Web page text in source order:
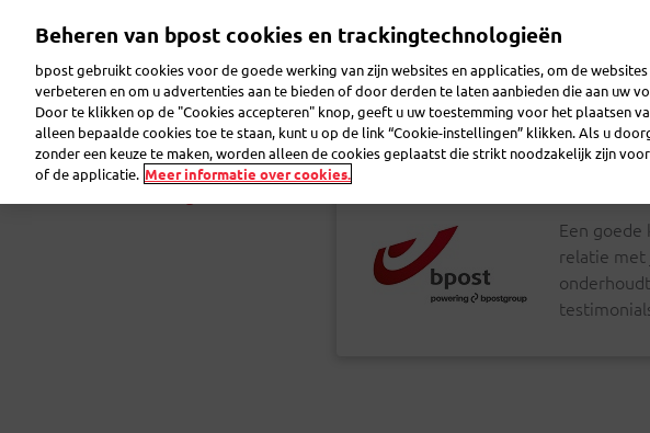
inhoud
Reclame maken Pakjes verzenden Post verzenden Post
Een
relatie met
Beheren van bpost cookies en trackingtechnologieën
bpost gebruikt cookies voor de goede werking van zijn websites en applicaties, om de
verbeteren en om u advertenties aan te bieden of door derden te laten aanbieden die aan uw
Door te klikken op de "Cookies accepteren" knop, geeft u uw toestemming voor het plaatsen
alleen bepaalde cookies toe te staan, kunt u op de link “Cookie-instellingen” klikken. Als u
zonder een keuze te maken, worden alleen de cookies geplaatst die strikt noodzakelijk zijn
of de applicatie. Meer informatie over cookies.